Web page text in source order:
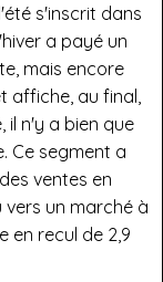
s'inscrit dans
a payé un
mais encore
affiche, au final,
il n'y a bien que
Ce segment a
ventes en
vers un marché à
en recul de 2,9